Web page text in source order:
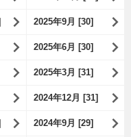
2025年9月 [30]
2025年6月 [30]
2025年3月 [31]
2024年12月 [31]
2024年9月 [29]